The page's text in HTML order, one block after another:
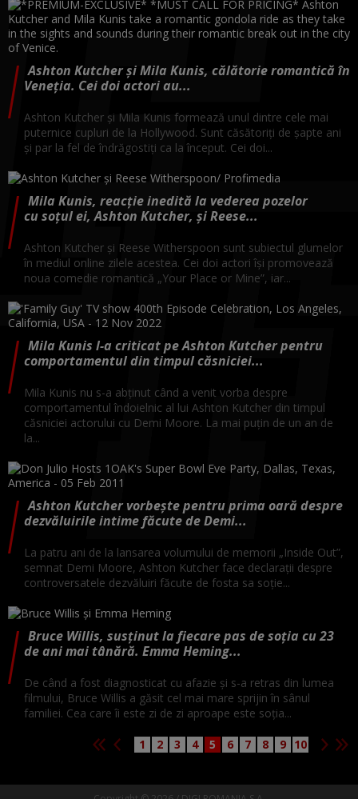
Ashton Kutcher și Mila Kunis, călătorie romantică în
Veneția. Cei doi actori au...
Ashton Kutcher și Mila Kunis formează unul dintre cele mai
puternice cupluri de la Hollywood. Sunt căsătoriți de șapte ani
și par la fel de îndrăgostiți ca la început. Cei doi...
Mila Kunis, reacție inedită la vederea pozelor
cu soțul ei, Ashton Kutcher, și Reese...
Ashton Kutcher și Reese Witherspoon sunt subiectul glumelor
în mediul online zilele acestea. Cei doi actori își promovează
noua comedie romantică „Your Place or Mine”, iar...
Mila Kunis l-a criticat pe Ashton Kutcher pentru
comportamentul din timpul căsniciei...
Mila Kunis nu s-a abținut când a venit vorba despre
comportamentul îndoielnic al lui Ashton Kutcher din timpul
căsniciei actorului cu Demi Moore. La mai puțin de un an de
la...
Ashton Kutcher vorbește pentru prima oară despre
dezvăluirile intime făcute de Demi...
La patru ani de la lansarea volumului de memorii „Inside Out”,
semnat Demi Moore, Ashton Kutcher face declarații despre
controversatele dezvăluiri făcute de fosta sa soție...
Bruce Willis, susținut la fiecare pas de soția cu 23
de ani mai tânără. Emma Heming...
De când a fost diagnosticat cu afazie și s-a retras din lumea
filmului, Bruce Willis a găsit cel mai mare sprijin în sânul
familiei. Cea care îi este zi de zi aproape este soția...
1 2 3 4 5 6 7 8 9 10